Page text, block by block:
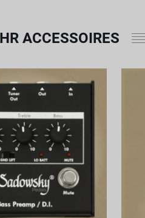
ACCESSOIRES